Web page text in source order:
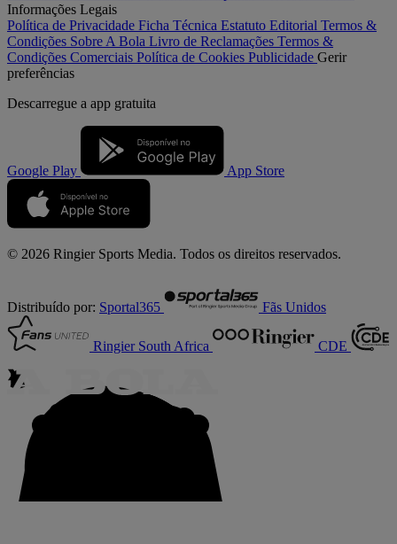
Informações Legais
Política de Privacidade Ficha Técnica Estatuto Editorial Termos &
Condições Sobre A Bola Livro de Reclamações Termos &
Condições Comerciais Política de Cookies Publicidade Gerir
preferências
Descarregue a app gratuita
Google Play App Store
© 2026 Ringier Sports Media. Todos os direitos reservados.
Distribuído por: Sportal365 Fãs Unidos
Ringier South Africa CDE